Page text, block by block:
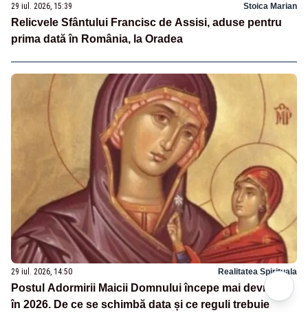
29 iul. 2026, 15:39 Stoica Marian
Relicvele Sfântului Francisc de Assisi, aduse pentru
prima dată în România, la Oradea
29 iul. 2026, 14:50 Realitatea Spirituala
Postul Adormirii Maicii Domnului începe mai devreme
în 2026. De ce se schimbă data și ce reguli trebuie